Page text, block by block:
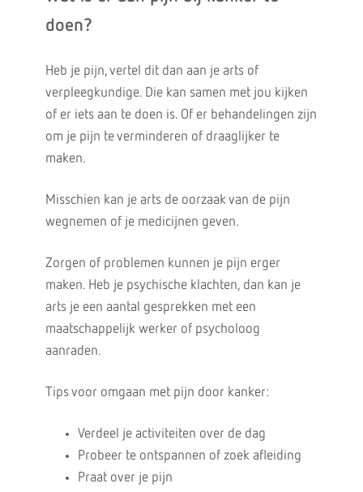
doen?
Heb je pijn, vertel dit dan aan je arts of
verpleegkundige. Die kan samen met jou kijken
of er iets aan te doen is. Of er behandelingen zijn
om je pijn te verminderen of draaglijker te
maken.
Misschien kan je arts de oorzaak van de pijn
wegnemen of je medicijnen geven.
Zorgen of problemen kunnen je pijn erger
maken. Heb je psychische klachten, dan kan je
arts je een aantal gesprekken met een
maatschappelijk werker of psycholoog
aanraden.
Tips voor omgaan met pijn door kanker:
Verdeel je activiteiten over de dag
Probeer te ontspannen of zoek afleiding
Praat over je pijn